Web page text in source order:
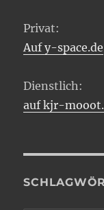
Privat:
Auf y-space.de
Dienstlich:
auf kjr-